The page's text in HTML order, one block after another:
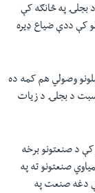
د بجلۍ په څانګه کې
کې ددې ضياع ډيره
وصولي هم کمه ده
نسبت د بجلۍ د زيات
کې د صنعتونو برخه
صنعتونو ته په
دغه صنعت په